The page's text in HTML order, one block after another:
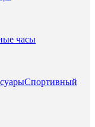
часы
Спортивный